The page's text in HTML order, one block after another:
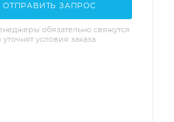
ОТПРАВИТЬ ЗАПРОС
обязательно свяжутся
условия заказа